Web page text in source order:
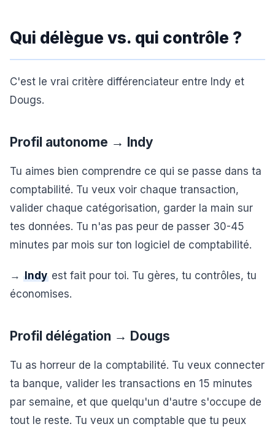
Qui délègue vs. qui contrôle ?
C'est le vrai critère différenciateur entre Indy et
Dougs.
Profil autonome → Indy
Tu aimes bien comprendre ce qui se passe dans ta
comptabilité. Tu veux voir chaque transaction,
valider chaque catégorisation, garder la main sur
tes données. Tu n'as pas peur de passer 30-45
minutes par mois sur ton logiciel de comptabilité.
→ Indy est fait pour toi. Tu gères, tu contrôles, tu
économises.
Profil délégation → Dougs
Tu as horreur de la comptabilité. Tu veux connecter
ta banque, valider les transactions en 15 minutes
par semaine, et que quelqu'un d'autre s'occupe de
tout le reste. Tu veux un comptable que tu peux